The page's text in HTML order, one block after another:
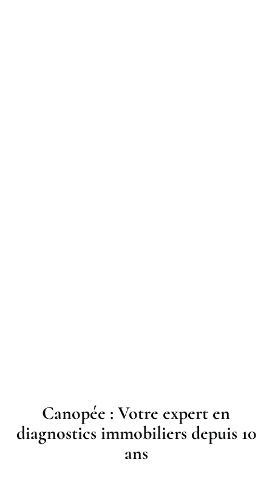
Canopée : Votre expert en
diagnostics immobiliers depuis 10
ans